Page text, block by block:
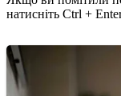
натисніть Ctrl +